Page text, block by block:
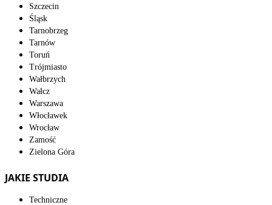
Szczecin
Śląsk
Tarnobrzeg
Tarnów
Toruń
Trójmiasto
Wałbrzych
Wałcz
Warszawa
Włocławek
Wrocław
Zamość
Zielona Góra
JAKIE STUDIA
Techniczne